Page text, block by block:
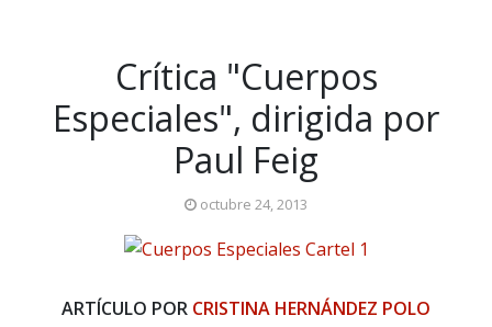
Crítica "Cuerpos
Especiales", dirigida por
Paul Feig
octubre 24, 2013
ARTÍCULO POR CRISTINA HERNÁNDEZ POLO